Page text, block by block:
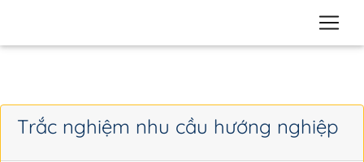
Trắc nghiệm nhu cầu hướng nghiệp